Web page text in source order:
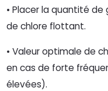
• Placer la quantité
de chlore flottant.
• Valeur optimale de
en cas de forte
élevées).